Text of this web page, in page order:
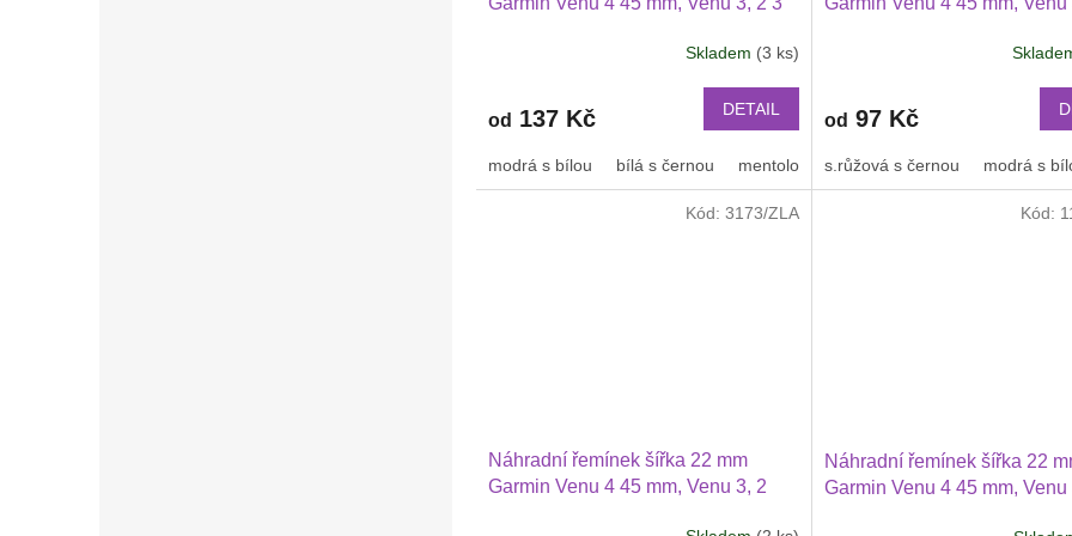
GTR 47 mm a další 2214Skladem (3 ks)
od 137 Kč DETAIL
modrá s bílou bílá s černou mentolová s modrou
PRO, GT 4 PRO Xiaomi
je
z
5
od 97 Kč
s.růžová s černou modrá s
Náhradní řemínek šířka 22 mm
Garmin Venu 4 45 mm, Venu 3, 2
Kód: 3173/ZLA
Náhradní řemínek šířka 22
Garmin Venu 4 45 mm, Venu
Kód: